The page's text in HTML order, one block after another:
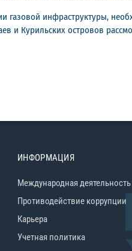
газовой инфраструктуры,
и Курильских островов
ИНФОРМАЦИЯ
Международная деятельность
Противодействие коррупции
Карьера
Учетная политика